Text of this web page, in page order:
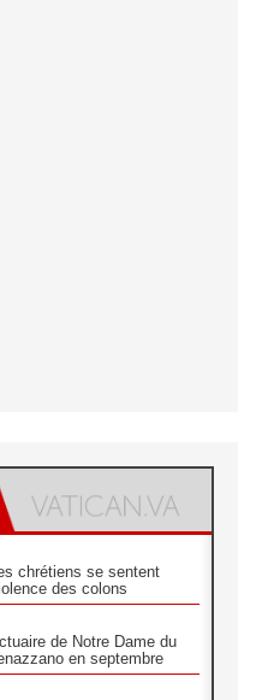
chrétiens se sentent
des colons
de Notre Dame du
en septembre